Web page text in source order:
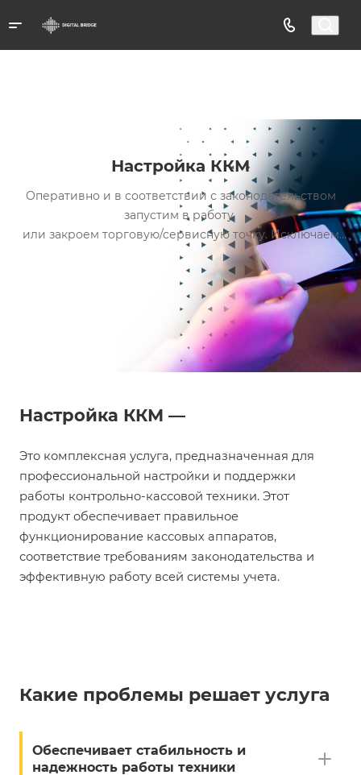
Настройка ККМ
Оперативно и в соответствии с законодательством
запустим в работу
или закроем торговую/сервисную точку. Исключаем
претензии от
покупателей и контролирующих ведомств. Учтем
специфику
деятельности вашей организации.
Настройка ККМ —
Это комплексная услуга, предназначенная для
профессиональной настройки и поддержки
работы контрольно-кассовой техники. Этот
продукт обеспечивает правильное
функционирование кассовых аппаратов,
соответствие требованиям законодательства и
эффективную работу всей системы учета.
Какие проблемы решает услуга
Обеспечивает стабильность и
надежность работы техники